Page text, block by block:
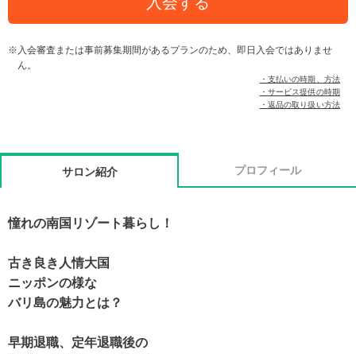
入会審査または事前募集期間があるプランのため、即日入会ではありませ
ん。
・支払いの時期、方法
・サービス提供の時期
・返品の取り扱い方法
サロン紹介 プロフィール
憧れの南国リゾート暮らし！
古き良き人情大国
ニッポンの様な
バリ島の魅力とは？
早期退職、定年退職後の